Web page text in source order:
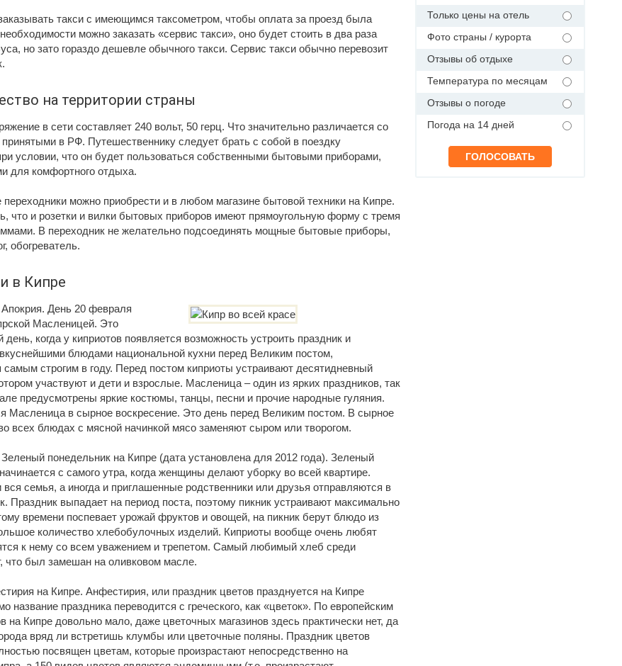
такси с имеющимся таксометром, чтобы оплата за проезд была
можно заказать «сервис такси», оно будет стоить в два раза
но зато гораздо дешевле обычного такси. Сервис такси обычно перевозит
на территории страны
в сети составляет 240 вольт, 50 герц. Что значительно различается со
в РФ. Путешественнику следует брать с собой в поездку
условии, что он будет пользоваться собственными бытовыми приборами,
для комфортного отдыха.
можно приобрести и в любом магазине бытовой техники на Кипре.
что и розетки и вилки бытовых приборов имеют прямоугольную форму с тремя
В переходник не желательно подсоединять мощные бытовые приборы,
обогреватель.
в Кипре
День 20 февраля
Масленицей. Это
день, когда у киприотов появляется возможность устроить праздник и
блюдами национальной кухни перед Великим постом,
строгим в году. Перед постом киприоты устраивают десятидневный
участвуют и дети и взрослые. Масленица – один из ярких праздников, так
предусмотрены яркие костюмы, танцы, песни и прочие народные гуляния.
Масленица в сырное воскресение. Это день перед Великим постом. В сырное
всех блюдах с мясной начинкой мясо заменяют сыром или творогом.
понедельник на Кипре (дата установлена для 2012 года). Зеленый
с самого утра, когда женщины делают уборку во всей квартире.
семья, а иногда и приглашенные родственники или друзья отправляются в
Праздник выпадает на период поста, поэтому пикник устраивают максимально
времени поспевает урожай фруктов и овощей, на пикник берут блюдо из
количество хлебобулочных изделий. Киприоты вообще очень любят
к нему со всем уважением и трепетом. Самый любимый хлеб среди
что был замешан на оливковом масле.
на Кипре. Анфестирия, или праздник цветов празднуется на Кипре
название праздника переводится с греческого, как «цветок». По европейским
на Кипре довольно мало, даже цветочных магазинов здесь практически нет, да
вряд ли встретишь клумбы или цветочные поляны. Праздник цветов
посвящен цветам, которые произрастают непосредственно на
Только цены на отель
Фото страны / курорта
Отзывы об отдыхе
Температура по месяцам
Отзывы о погоде
Погода на 14 дней